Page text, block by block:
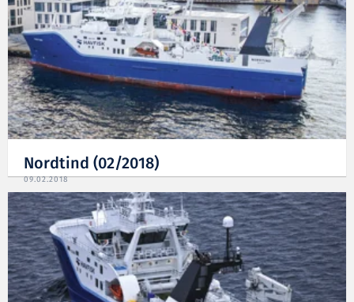
Nordtind (02/2018)
09.02.2018